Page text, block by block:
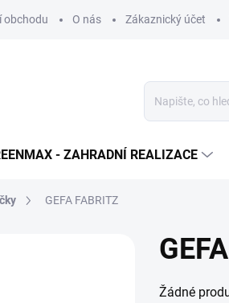
obchodu O nás Zákaznický účet
- ZAHRADNÍ REALIZACE
GEFA FABRITZ
Žádné